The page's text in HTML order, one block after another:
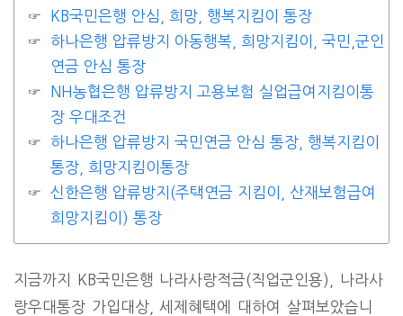
KB국민은행 안심, 희망, 행복지킴이 통장
하나은행 압류방지 아동행복, 희망지킴이, 국민,군인
연금 안심 통장
NH농협은행 압류방지 고용보험 실업급여지킴이통
장 우대조건
하나은행 압류방지 국민연금 안심 통장, 행복지킴이
통장, 희망지킴이통장
신한은행 압류방지(주택연금 지킴이, 산재보험급여
희망지킴이) 통장
지금까지 KB국민은행 나라사랑적금(직업군인용), 나라사
랑우대통장 가입대상, 세제혜택에 대하여 살펴보았습니